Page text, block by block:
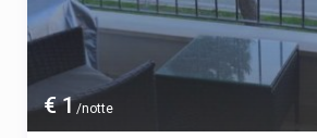
€ 1/notte